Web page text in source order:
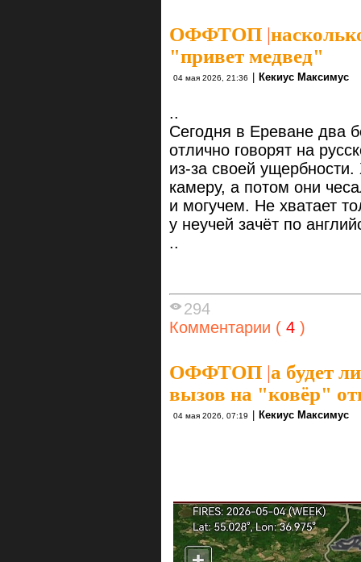
ОФФТОП |
"привет медвед"
04 мая 2026, 21:36 Кекиус Максимус
..
Сегодня в Ереване два
отлично говорят на
из-за своей
камеру, а потом они
и могучем. Не хватает
у неучей зачёт по
..
294
Комментарии ( 4 )
ОФФТОП |а будет
вызов на "ковёр"
04 мая 2026, 07:19 Кекиус Максимус